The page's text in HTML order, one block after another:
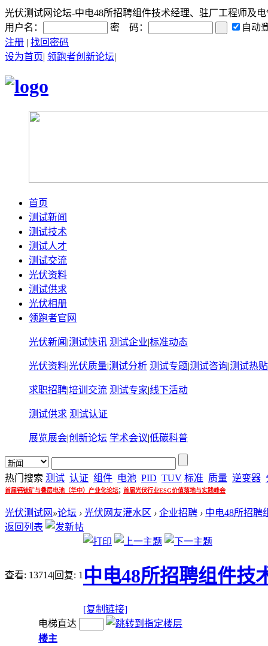
光伏测试网论坛-中电48所招聘组件技术经理、驻厂工程师及
用户名：
密 码：
自动
注册 | 找回密码
设为首页| 领跑者创新论坛|
首页
测试新闻
测试技术
测试人才
测试交流
光伏资料
测试供求
光伏相册
领跑者官网
光伏新闻 |测试快讯 测试企业|标准动态
光伏资料|光伏质量|测试分析 测试专题|测试咨询|测试热贴
求职招聘|培训交流 测试专家|线下活动
测试供求 测试认证
展览展会|创新论坛 学术会议|低碳科普
热门搜索 测试 认证 组件 电池 PID TUV 标准 质量 逆变器
首届钙钛矿与叠层电池（华中）产业化论坛; 首届光伏行业ESG价值落地与实践峰会
光伏测试网 »论坛 › 光伏网友灌水区 › 企业招聘 › 中电48所招聘
返回列表
查看: 13714|回复: 1 中电48所招聘组件技
[复制链接]
电梯直达
楼主